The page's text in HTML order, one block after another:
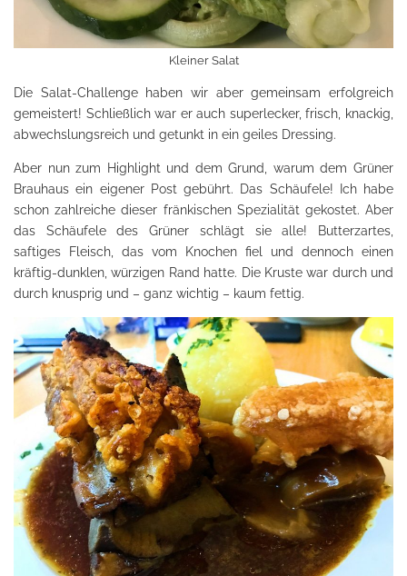
Kleiner Salat
Die Salat-Challenge haben wir aber gemeinsam erfolgreich
gemeistert! Schließlich war er auch superlecker, frisch, knackig,
abwechslungsreich und getunkt in ein geiles Dressing.
Aber nun zum Highlight und dem Grund, warum dem Grüner
Brauhaus ein eigener Post gebührt. Das Schäufele! Ich habe
schon zahlreiche dieser fränkischen Spezialität gekostet. Aber
das Schäufele des Grüner schlägt sie alle! Butterzartes,
saftiges Fleisch, das vom Knochen fiel und dennoch einen
kräftig-dunklen, würzigen Rand hatte. Die Kruste war durch und
durch knusprig und – ganz wichtig – kaum fettig.